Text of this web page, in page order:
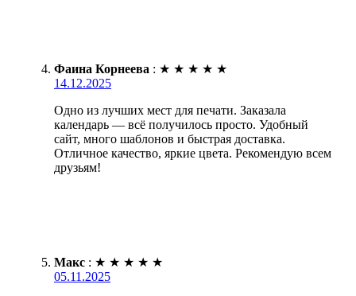
Фаина Корнеева : ★ ★ ★ ★ ★
14.12.2025
Одно из лучших мест для печати. Заказала
календарь — всё получилось просто. Удобный
сайт, много шаблонов и быстрая доставка.
Отличное качество, яркие цвета. Рекомендую всем
друзьям!
Макс : ★ ★ ★ ★ ★
05.11.2025